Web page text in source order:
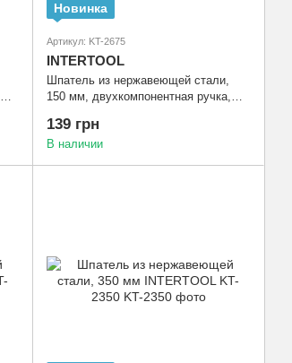
Новинка
Артикул: KT-2675
INTERTOOL
Шпатель из нержавеющей стали,
150 мм, двухкомпонентная ручка,
2675
139 грн
В наличии